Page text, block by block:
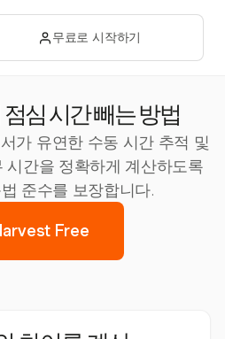
무료로 시작하기
심 시간 빼는 방법
가 유연한 수동 시간 추적 및
시간을 정확하게 계산하도록
준수를 보장합니다.
Free